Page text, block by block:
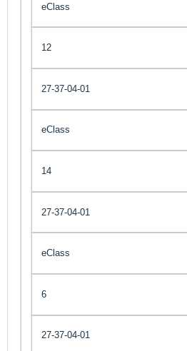
eClass
12
27-37-04-01
eClass
14
27-37-04-01
eClass
6
27-37-04-01